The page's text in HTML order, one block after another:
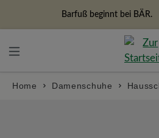
Barfuß beginnt bei BÄR.
Home Damenschuhe